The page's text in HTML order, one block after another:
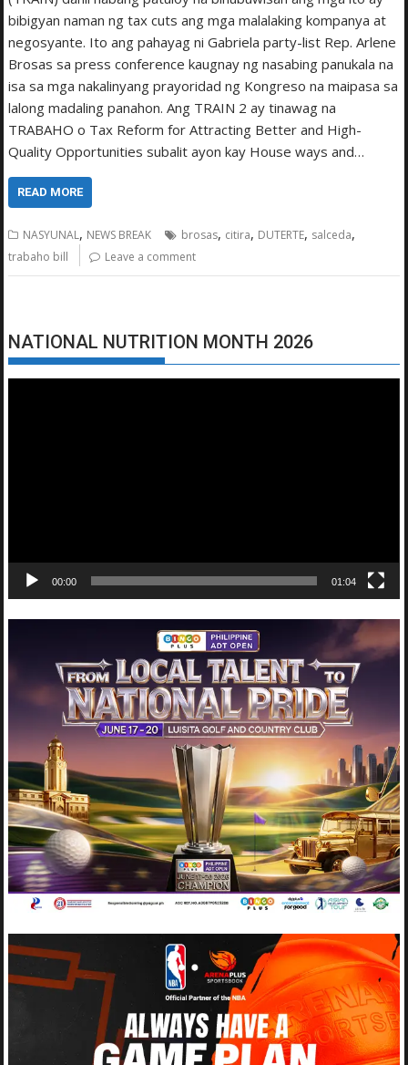
bibigyan naman ng tax cuts ang mga malalaking kompanya at
negosyante. Ito ang pahayag ni Gabriela party-list Rep. Arlene
Brosas sa press conference kaugnay ng nasabing panukala na
isa sa mga nakalinyang prayoridad ng Kongreso na maipasa sa
lalong madaling panahon. Ang TRAIN 2 ay tinawag na
TRABAHO o Tax Reform for Attracting Better and High-
Quality Opportunities subalit ayon kay House ways and…
READ MORE
NASYUNAL, NEWS BREAK brosas, citira, DUTERTE, salceda,
trabaho bill Leave a comment
NATIONAL NUTRITION MONTH 2026
00:00 01:04